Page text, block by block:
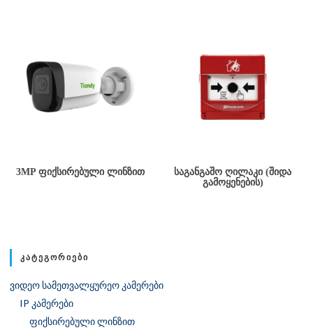
3MP ᲤᲘᲥᲡᲘᲠᲔᲑᲣᲚᲘ ᲚᲘᲜᲖᲘᲗ
ᲡᲐᲒᲐᲜᲒᲐᲨᲝ ᲦᲘᲚᲐᲙᲘ (ᲨᲘᲓᲐ
ᲒᲐᲛᲝᲧᲔᲜᲔᲑᲘᲡ)
ᲙᲐᲢᲔᲒᲝᲠᲘᲔᲑᲘ
ვიდეო სამეთვალყურეო კამერები
IP კამერები
ფიქსირებული ლინზით